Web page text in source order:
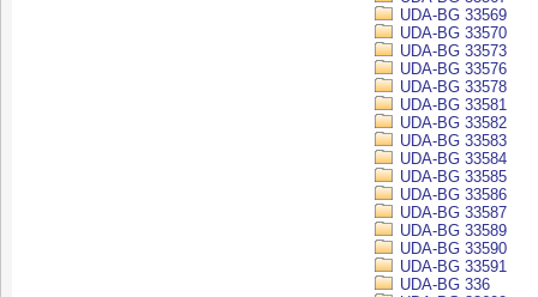
UDA-BG 33569
UDA-BG 33570
UDA-BG 33573
UDA-BG 33576
UDA-BG 33578
UDA-BG 33581
UDA-BG 33582
UDA-BG 33583
UDA-BG 33584
UDA-BG 33585
UDA-BG 33586
UDA-BG 33587
UDA-BG 33589
UDA-BG 33590
UDA-BG 33591
UDA-BG 336